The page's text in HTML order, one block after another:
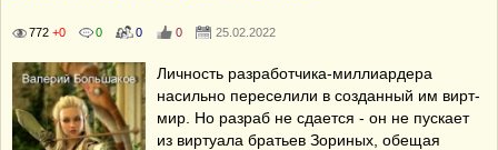
772 +0 0 0 0 25.02.2022
Личность разработчика-миллиардера
насильно переселили в созданный им вирт-
мир. Но разраб не сдается - он не пускает
из виртуала братьев Зориных, обещая